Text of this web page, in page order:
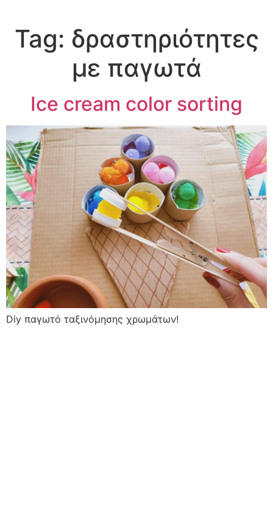
Tag: δραστηριότητες
με παγωτά
Ice cream color sorting
Diy παγωτό ταξινόμησης χρωμάτων!